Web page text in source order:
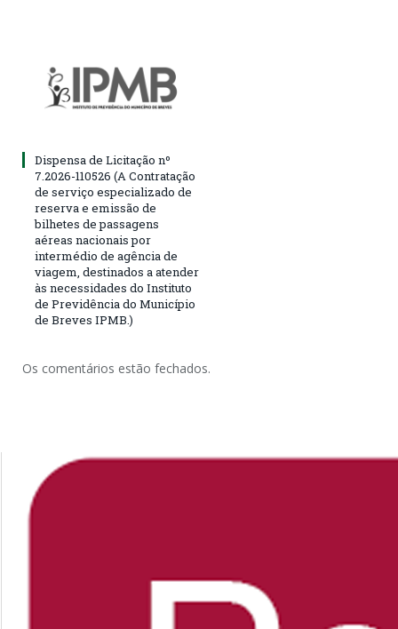
Dispensa de Licitação nº
7.2026-110526 (A Contratação
de serviço especializado de
reserva e emissão de
bilhetes de passagens
aéreas nacionais por
intermédio de agência de
viagem, destinados a atender
às necessidades do Instituto
de Previdência do Município
de Breves IPMB.)
Os comentários estão fechados.